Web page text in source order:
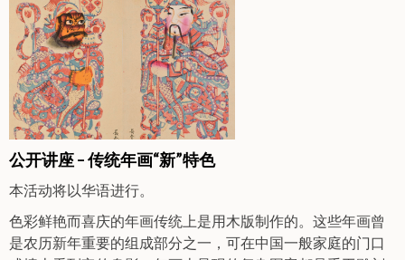
公开讲座 – 传统年画“新”特色
本活动将以华语进行。
色彩鲜艳而喜庆的年画传统上是用木版制作的。这些年画曾
是农历新年重要的组成部分之一，可在中国一般家庭的门口